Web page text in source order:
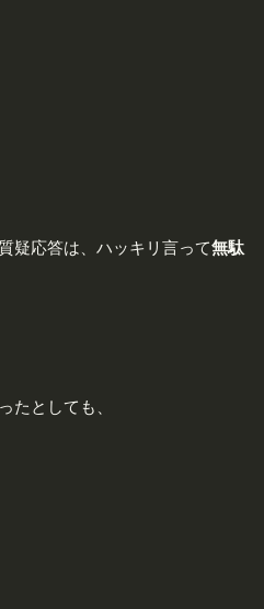
疑応答は、ハッキリ言って無駄
たとしても、